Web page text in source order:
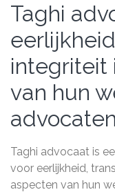
Taghi
integriteit
van hun
Taghi advocaat is
voor eerlijkheid,
aspecten van hun